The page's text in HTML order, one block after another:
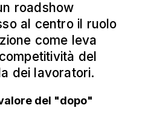
roadshow
al centro il ruolo
come leva
del
dei lavoratori.
del "dopo"